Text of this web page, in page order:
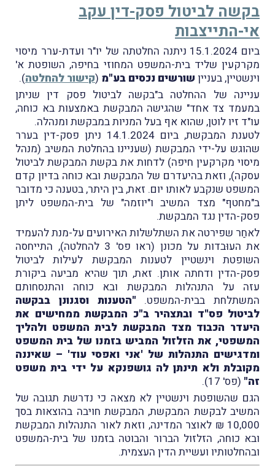
בקשה לביטול פסק-דין עקב
אי-התייצבות
ביום 15.1.2024 ניתנה החלטתה של יו"ר ועדת-ערר מיסוי
מקרקעין שליד בית-המשפט המחוזי בחיפה, השופטת א'
וינשטיין, בעניין שורשים נכסים בע"מ (קישור להחלטה).
עניינה של ההחלטה ב"בקשה לביטול פסק דין שניתן
במעמד צד אחד" שהגישה המבקשת באמצעות בא כוחה,
עו"ד זיו לוטן, שהוא אף בעל המניות במבקשת ומנהלה.
לטענת המבקשת, ביום 14.1.2024 ניתן פסק-דין בערר
שהוגש על-ידי המבקשת (שעניינו בהחלטת המשיב (מנהל
מיסוי מקרקעין חיפה) לדחות את בקשת המבקשת לביטול
עסקה), וזאת בהיעדרם של המבקשת ובא כוחה בדיון קדם
המשפט שנקבע לאותו יום. זאת, בין היתר, בטענה כי מדובר
ב"מחטף" מצד המשיב ו"יוזמה" של בית-המשפט ליתן
פסק-הדין נגד המבקשת.
לאחַר שפירטה את השתלשלות האירועים על-מנת להעמיד
את העוּבדות על מכונן (ראו פס' 3 להחלטה), התייחסה
השופטת וינשטיין לטענות המבקשת לעילות לביטול
פסק-הדין ודחתה אותן. זאת, תוך שהיא מביעה ביקורת
עזה על התנהלות המבקשת ובא כוחה והתנסחותם
המשתלחת בבית-המשפט. "הטענות וסגנונן בבקשה
לביטול פס"ד ובתצהיר ב"כ המבקשת ממחישים את
היעדר הכבוד מצד המבקשת לבית המשפט ולהליך
המשפטי, את הזלזול המביש בזמנו של בית המשפט
ומדגישים התנהלות של 'אני ואפסי עוד' – שאיננה
מקובלת ולא תינתן לה גושפנקא על ידי בית משפט
זה" (פס' 17).
הגם שהשופטת וינשטיין לא מצאה כי נדרשת תגובה של
המשיב לבקשת המבקשת, המבקשת חויבה בהוצאות בסך
10,000 ₪ לאוצר המדינה, וזאת לאור התנהלות המבקשת
ובא כוחה, הזלזול הברור והבוטה בזמנו של בית-המשפט
ובהחלטותיו ועשיית הדין העצמית.